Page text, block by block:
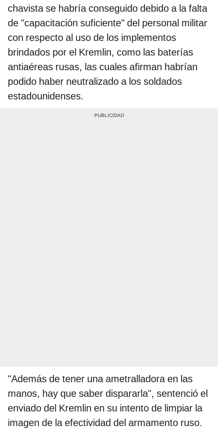
chavista se habría conseguido debido a la falta
de "capacitación suficiente" del personal militar
con respecto al uso de los implementos
brindados por el Kremlin, como las baterías
antiaéreas rusas, las cuales afirman habrían
podido haber neutralizado a los soldados
estadounidenses.
"Además de tener una ametralladora en las
manos, hay que saber dispararla", sentenció el
enviado del Kremlin en su intento de limpiar la
imagen de la efectividad del armamento ruso.